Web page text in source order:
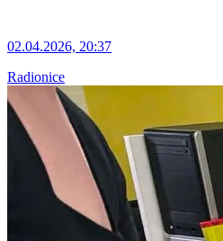
02.04.2026, 20:37
Radionice